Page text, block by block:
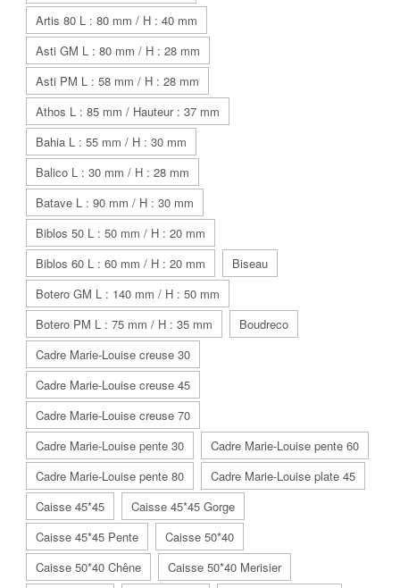
Artis 80 L : 80 mm / H : 40 mm
Asti GM L : 80 mm / H : 28 mm
Asti PM L : 58 mm / H : 28 mm
Athos L : 85 mm / Hauteur : 37 mm
Bahia L : 55 mm / H : 30 mm
Balico L : 30 mm / H : 28 mm
Batave L : 90 mm / H : 30 mm
Biblos 50 L : 50 mm / H : 20 mm
Biblos 60 L : 60 mm / H : 20 mm
Biseau
Botero GM L : 140 mm / H : 50 mm
Botero PM L : 75 mm / H : 35 mm
Boudreco
Cadre Marie-Louise creuse 30
Cadre Marie-Louise creuse 45
Cadre Marie-Louise creuse 70
Cadre Marie-Louise pente 30
Cadre Marie-Louise pente 60
Cadre Marie-Louise pente 80
Cadre Marie-Louise plate 45
Caisse 45*45
Caisse 45*45 Gorge
Caisse 45*45 Pente
Caisse 50*40
Caisse 50*40 Chêne
Caisse 50*40 Merisier